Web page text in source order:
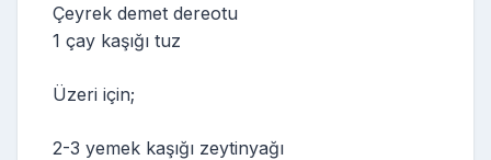
Çeyrek demet dereotu
1 çay kaşığı tuz
Üzeri için;
2-3 yemek kaşığı zeytinyağı